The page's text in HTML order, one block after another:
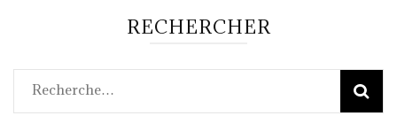
RECHERCHER
Rechercher :